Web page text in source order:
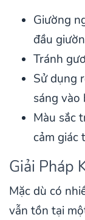
Giường
đầu
Tránh
Sử dụng
sáng vào
Màu sắc
cảm giác
Giải Pháp
Mặc dù có
vẫn tồn tại